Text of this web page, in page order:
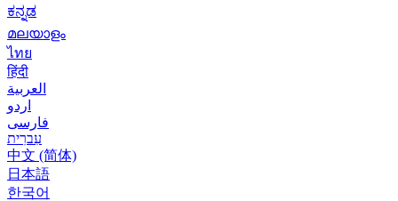
ಕನ್ನಡ
മലയാളം
ไทย
हिंदी
العربية
اردو
فارسی
עִברִית
中文 (简体)
日本語
한국어